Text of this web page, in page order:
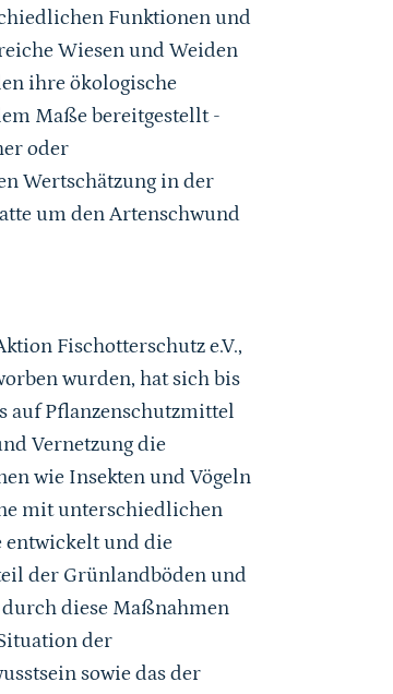
Funktionen und
Wiesen und Weiden
ihre ökologische
Maße bereitgestellt -
oder
Wertschätzung in der
um den Artenschwund
Fischotterschutz e.V.,
wurden, hat sich bis
auf Pflanzenschutzmittel
Vernetzung die
wie Insekten und Vögeln
mit unterschiedlichen
entwickelt und die
der Grünlandböden und
diese Maßnahmen
der
sowie das der